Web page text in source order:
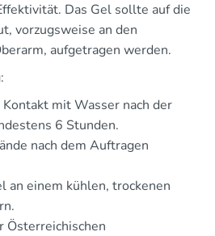
Das Gel sollte auf die
vorzugsweise an den
aufgetragen werden.
mit Wasser nach der
6 Stunden.
nach dem Auftragen
an einem kühlen, trockenen
Österreichischen